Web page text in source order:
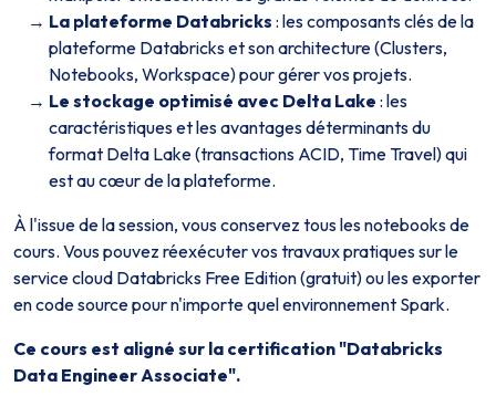
La plateforme Databricks : les composants clés de la
plateforme Databricks et son architecture (Clusters,
Notebooks, Workspace) pour gérer vos projets.
Le stockage optimisé avec Delta Lake : les
caractéristiques et les avantages déterminants du
format Delta Lake (transactions ACID, Time Travel) qui
est au cœur de la plateforme.
À l'issue de la session, vous conservez tous les notebooks de
cours. Vous pouvez réexécuter vos travaux pratiques sur le
service cloud Databricks Free Edition (gratuit) ou les exporter
en code source pour n'importe quel environnement Spark.
Ce cours est aligné sur la certification "Databricks
Data Engineer Associate".